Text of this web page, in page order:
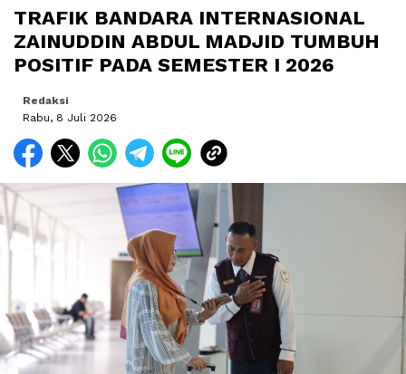
TRAFIK BANDARA INTERNASIONAL
ZAINUDDIN ABDUL MADJID TUMBUH
POSITIF PADA SEMESTER I 2026
Redaksi
Rabu, 8 Juli 2026